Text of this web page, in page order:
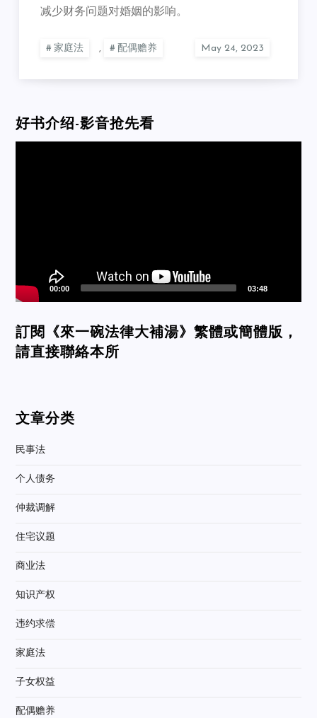
减少财务问题对婚姻的影响。
家庭法 , 配偶赡养
好书介绍-影音抢先看
00:00 03:48
訂閱《來一碗法律大補湯》繁體或簡體版，
請直接聯絡本所
文章分类
民事法
个人债务
仲裁调解
住宅议题
商业法
知识产权
违约求偿
家庭法
子女权益
配偶赡养